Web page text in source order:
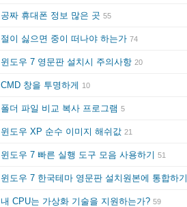
공짜 휴대폰 정보 많은 곳 55
절이 싫으면 중이 떠나야 하는가 74
윈도우 7 영문판 설치시 주의사항 20
CMD 창을 투명하게 10
폴더 파일 비교 복사 프로그램 5
윈도우 XP 순수 이미지 해쉬값 21
윈도우 7 빠른 실행 도구 모음 사용하기 51
윈도우 7 한국테마 영문판 설치원본에 통합하기
내 CPU는 가상화 기술을 지원하는가? 59